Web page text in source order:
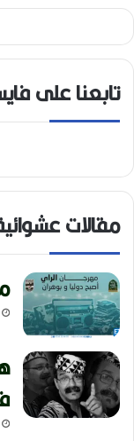
تابعنا على
مقالات